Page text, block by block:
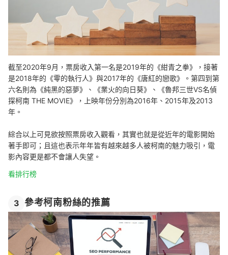
截至2020年9月，票房收入第一名是2019年的《紺青之拳》，接著
是2018年的《零的執行人》與2017年的《唐紅的戀歌》。第四到第
六名則為《純黑的惡夢》、《業火的向日葵》、《魯邦三世VS名偵
探柯南 THE MOVIE》，上映年份分別為2016年、2015年及2013
年。
綜合以上可見欲按照票房收入觀看，其實也就是從近年的電影開始
著手即可；且這也表示年年皆有越來越多人被柯南的魅力吸引，電
影內容更是都不會讓人失望。
看排行榜
3 參考柯南粉絲的推薦